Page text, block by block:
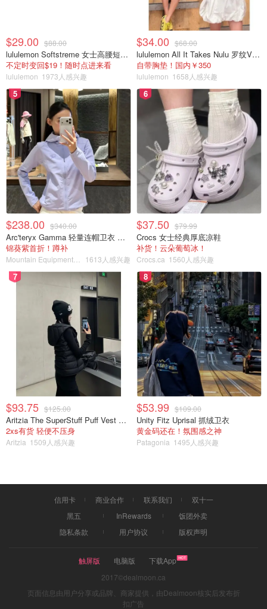
温莎地区
底特律取货：Detroit Mailbox
地址：1001 Brush Street, Suite E, Detroit , MI 48226
电话：+ 1 800 408-1694
时间：周一至周四 早上10点到下午6:30；周五 早上10
点到下午7:30；周六日早上9点至下午4点
费用：包裹 60磅以下$6， 120磅以下$12
提供三种类型的包裹：包裹、轮胎和超大包裹。收到的每个
包裹都是一个单独的包裹，需要单独收费。
$29.00 $88.00
lululemon Softstreme 女士高腰短裤 10cm
不定时变回$19！随时点进来看
lululemon 1973人感兴趣
$34.00 $68.00
lululemon All It Takes Nulu 罗纹V领短袖T恤
自带胸垫！国内￥350
lululemon 1658人感兴趣
5
$238.00 $340.00
Arc'teryx Gamma 轻量连帽卫衣 女款
锦葵紫首折！蹲补
1613人感兴趣
6
$37.50 $79.99
Crocs 女士经典厚底凉鞋
补货！云朵葡萄冰！
Crocs.ca 1560人感兴趣
7
$93.75 $125.00
Aritzia The SuperStuff Puff Vest 轻盈亮面马甲
2xs有货 轻便不压身
Aritzia 1509人感兴趣
8
$53.99 $109.00
Unity Fitz Uprisal 抓绒卫衣
黄金码还在！氛围感之神
Patagonia 1495人感兴趣
信用卡 商业合作 联系我们
双十一
黑五
InRewards
饭团外卖
隐私条款
用户协议 版权声明
触屏版 电脑版
下载App
2017©dealmoon.ca
页面信息由用户分享或品牌、商家提供，由Dealmoon核实后发布折
扣广告